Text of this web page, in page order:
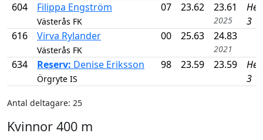
604
Filippa Engström
Västerås FK
07 23.62 23.61
2025
3
616
Virva Rylander
Västerås FK
00 25.63 24.83
2021
634 Reserv: Denise Eriksson
Örgryte IS
98 23.59 23.59
3
Antal deltagare: 25
Kvinnor 400 m